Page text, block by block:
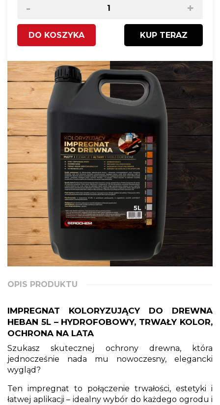
- +
DO KOSZYKA KUP TERAZ
OPIS PRODUKTU
IMPREGNAT KOLORYZUJĄCY DO DREWNA
HEBAN 5L – HYDROFOBOWY, TRWAŁY KOLOR,
OCHRONA NA LATA
Szukasz skutecznej ochrony drewna, która
jednocześnie nada mu nowoczesny, elegancki
wygląd?
Ten impregnat to połączenie trwałości, estetyki i
łatwej aplikacji – idealny wybór do każdego ogrodu i